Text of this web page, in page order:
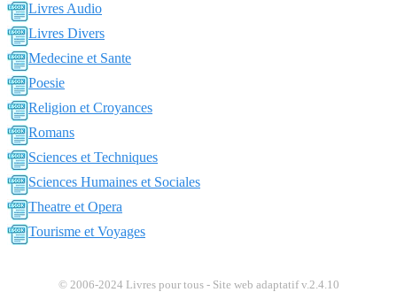
Livres Audio
Livres Divers
Medecine et Sante
Poesie
Religion et Croyances
Romans
Sciences et Techniques
Sciences Humaines et Sociales
Theatre et Opera
Tourisme et Voyages
© 2006-2024 Livres pour tous - Site web adaptatif v.2.4.10